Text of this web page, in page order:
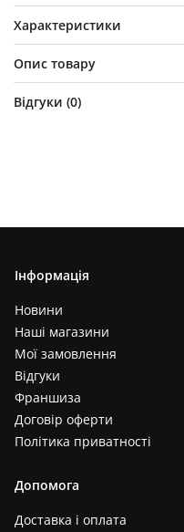
Характеристики
Опис товару
Відгуки (0)
Інформація
Новини
Наші магазини
Мої замовлення
Відгуки
Франшиза
Договір оферти
Політика приватності
Допомога
Доставка і оплата